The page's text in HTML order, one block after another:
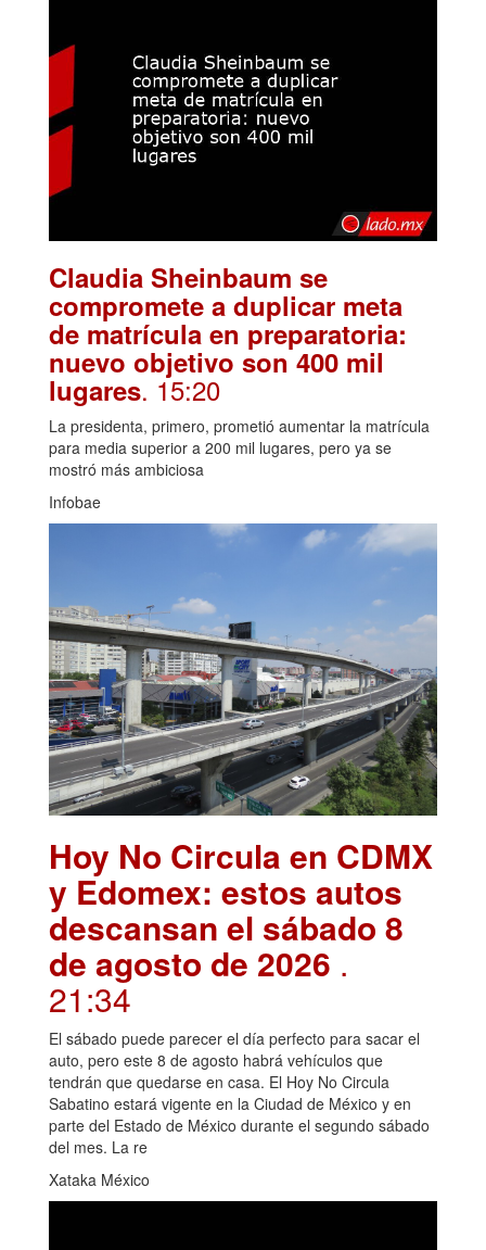
Claudia Sheinbaum se
compromete a duplicar meta
de matrícula en preparatoria:
nuevo objetivo son 400 mil
lugares. 15:20
La presidenta, primero, prometió aumentar la matrícula
para media superior a 200 mil lugares, pero ya se
mostró más ambiciosa
Infobae
Hoy No Circula en CDMX
y Edomex: estos autos
descansan el sábado 8
de agosto de 2026 .
21:34
El sábado puede parecer el día perfecto para sacar el
auto, pero este 8 de agosto habrá vehículos que
tendrán que quedarse en casa. El Hoy No Circula
Sabatino estará vigente en la Ciudad de México y en
parte del Estado de México durante el segundo sábado
del mes. La re
Xataka México